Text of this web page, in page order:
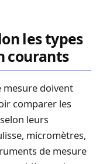
les types
courants
mesure doivent
comparer les
leurs
micromètres,
de mesure